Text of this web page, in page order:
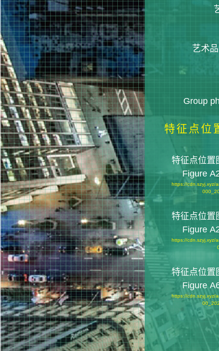
艺术
Group
特征点位
特征点位置
Figure
https://cdn.szyj.xyz/
特征点位置
Figure
https://cdn.szyj.xyz/
特征点位置
Figure
https://cdn.szyj.xyz/